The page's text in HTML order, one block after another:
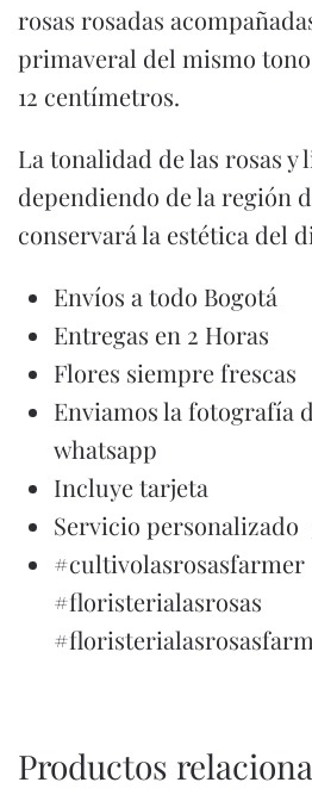
rosas rosadas
primaveral del mismo
12 centímetros.
La tonalidad de las rosas
dependiendo de la región
conservará la estética del
Envíos a todo Bogotá
Entregas en 2 Horas
Flores siempre frescas
Enviamos la fotografía
whatsapp
Incluye tarjeta
Servicio personalizado
#cultivolasrosasfarmer
#floristerialasrosas
Productos